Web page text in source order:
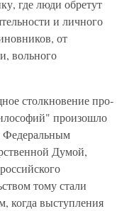
где люди обретут
и личного
от
вольного
столкновение про­
произошло
Федеральным
Думой,
тому стали
когда выступления